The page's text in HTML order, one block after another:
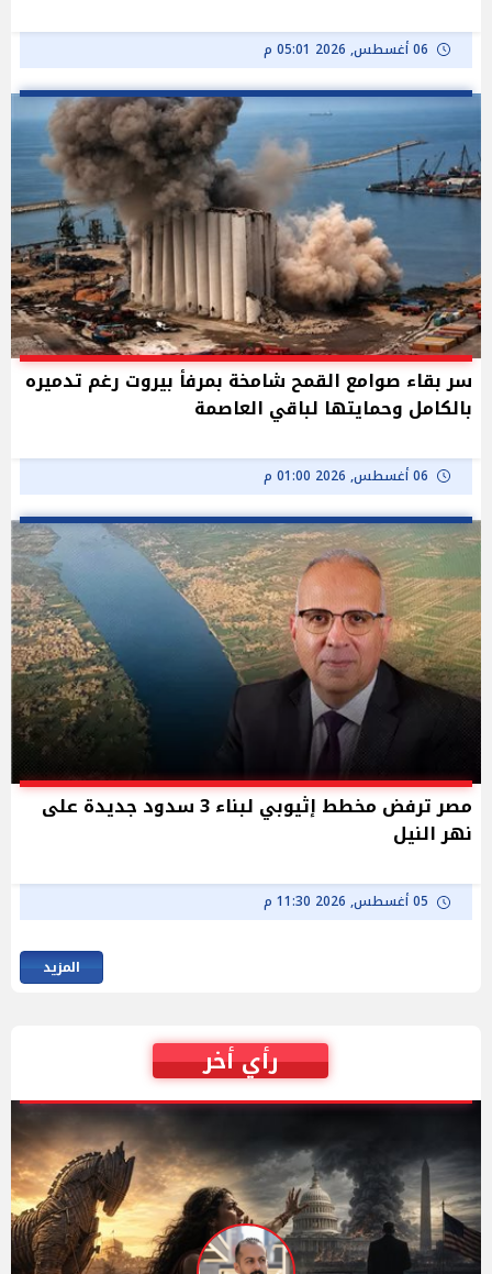
06 أغسطس, 2026 05:01 م
سر بقاء صوامع القمح شامخة بمرفأ بيروت رغم تدميره
بالكامل وحمايتها لباقي العاصمة
06 أغسطس, 2026 01:00 م
مصر ترفض مخطط إثيوبي لبناء 3 سدود جديدة على
نهر النيل
05 أغسطس, 2026 11:30 م
المزيد
رأي أخر